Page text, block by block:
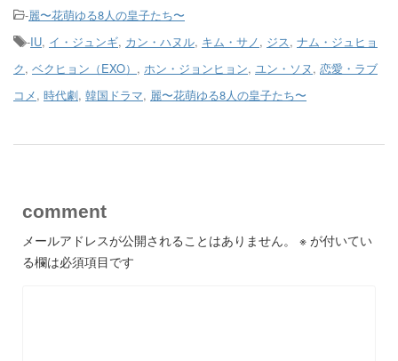
-麗〜花萌ゆる8人の皇子たち〜
-IU, イ・ジュンギ, カン・ハヌル, キム・サノ, ジス, ナム・ジュヒョ
ク, ベクヒョン（EXO） , ホン・ジョンヒョン, ユン・ソヌ, 恋愛・ラブ
コメ, 時代劇, 韓国ドラマ, 麗〜花萌ゆる8人の皇子たち〜
comment
メールアドレスが公開されることはありません。 ※ が付いてい
る欄は必須項目です